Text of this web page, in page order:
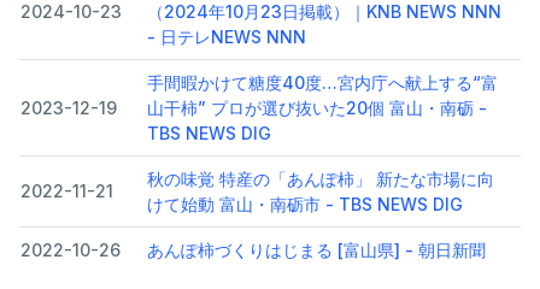
2024-10-23
（2024年10月23日掲載）｜KNB NEWS NNN
- 日テレNEWS NNN
2023-12-19
手間暇かけて糖度40度…宮内庁へ献上する“富
山干柿” プロが選び抜いた20個 富山・南砺 -
TBS NEWS DIG
2022-11-21
秋の味覚 特産の「あんぽ柿」 新たな市場に向
けて始動 富山・南砺市 - TBS NEWS DIG
2022-10-26 あんぽ柿づくりはじまる [富山県] - 朝日新聞